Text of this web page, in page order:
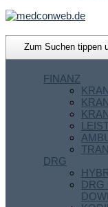
FINANZ
DRG
DRG